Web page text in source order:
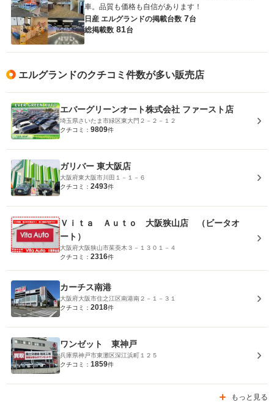
車。品質も価格も自信があります！
日産 エルグランドの掲載台数 7台
総掲載数 81台
エルグランドのクチコミ件数が多い販売店
エバーグリーンオート株式会社 ファースト店
埼玉県さいたま市緑区東大門２－２－１２
クチコミ： 9809件
ガリバー 東大阪店
大阪府東大阪市川田１－１－６
クチコミ： 2493件
Ｖｉｔａ Ａｕｔｏ 大阪狭山店 （ビータオ
ート）
大阪府大阪狭山市茱萸木３－１３０１－４
クチコミ： 2316件
カーチス南港
大阪府大阪市住之江区南港南２－１－３１
クチコミ： 2018件
ワンゼット 東神戸
兵庫県神戸市東灘区深江浜町１２５
クチコミ： 1859件
もっと見る